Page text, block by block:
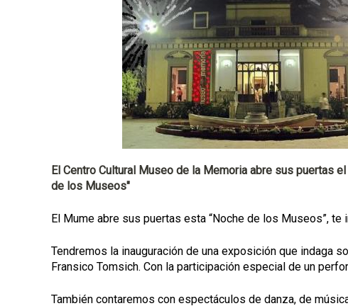
El Centro Cultural Museo de la Memoria abre sus puertas
de los Museos"
El Mume abre sus puertas esta “Noche de los Museos”, te
Tendremos la inauguración de una exposición que indaga
Fransico Tomsich. Con la participación especial de un
También contaremos con espectáculos de danza, de